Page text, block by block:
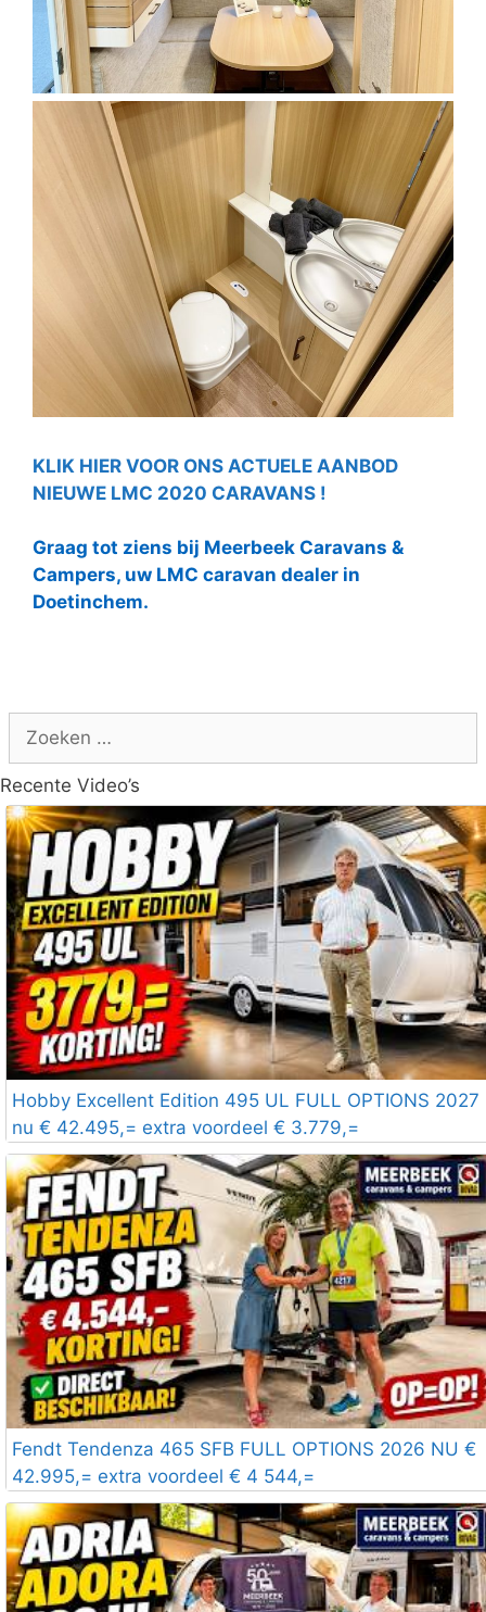
KLIK HIER VOOR ONS ACTUELE AANBOD
NIEUWE LMC 2020 CARAVANS !
Graag tot ziens bij Meerbeek Caravans &
Campers, uw LMC caravan dealer in
Doetinchem.
naar:
Recente Video’s
Hobby Excellent Edition 495 UL FULL OPTIONS 2027
nu € 42.495,= extra voordeel € 3.779,=
Fendt Tendenza 465 SFB FULL OPTIONS 2026 NU €
42.995,= extra voordeel € 4 544,=